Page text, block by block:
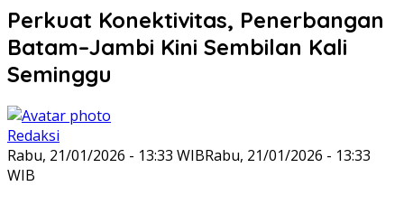
Perkuat Konektivitas, Penerbangan
Batam–Jambi Kini Sembilan Kali
Seminggu
Redaksi
Rabu, 21/01/2026 - 13:33 WIBRabu, 21/01/2026 - 13:33
WIB